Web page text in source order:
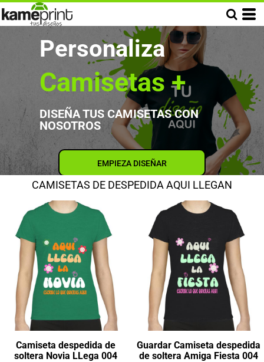
Personaliza
Camisetas +
DISEÑA TUS CAMISETAS CON
NOSOTROS
EMPIEZA DISEÑAR
CAMISETAS DE DESPEDIDA AQUI LLEGAN
Camiseta despedida de
soltera Novia LLega 004
Guardar Camiseta despedida
de soltera Amiga Fiesta 004